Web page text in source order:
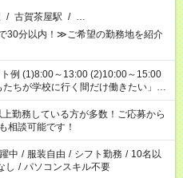
/ 古賀茶屋駅 / …
30分以内！≫ご希望の勤務地を紹介
がしたい」 「午前中は働いて、午後
たい」 など、ご希望を教えてくださ
務時間。 合計で週40時間を超える
上勤務している方が多数！ご応募から
相談可能です！
中 / 服装自由 / シフト勤務 / 10名以
し / パソコンスキル不要